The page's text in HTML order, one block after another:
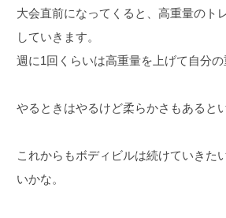
大会直前になってくると、高重量のト
していきます。
週に1回くらいは高重量を上げて自分
やるときはやるけど柔らかさもあると
これからもボディビルは続けていきた
いかな。